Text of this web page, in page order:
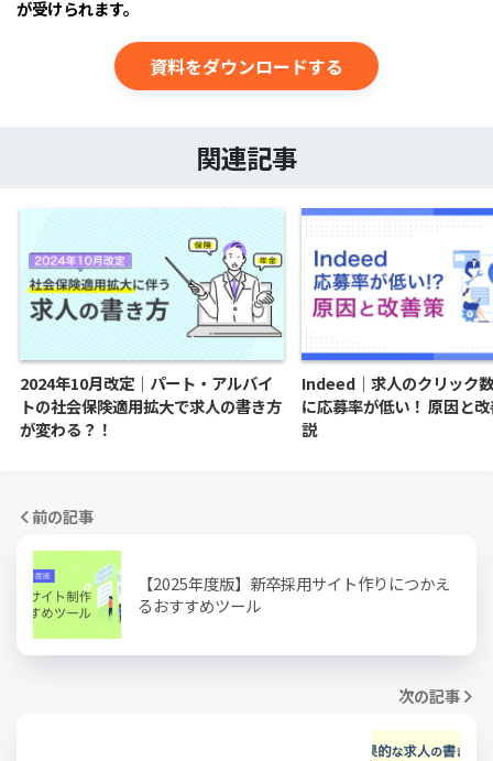
が受けられます。
資料をダウンロードする
関連記事
2024年10月改定｜パート・アルバイ
トの社会保険適用拡大で求人の書き方
が変わる？！
Indeed｜求人のクリック
に応募率が低い！ 原因と
説
前の記事
【2025年度版】新卒採用サイト作りにつかえ
るおすすめツール
次の記事